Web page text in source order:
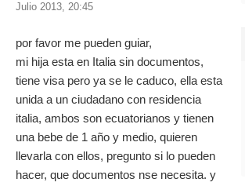
Julio 2013, 20:45
por favor me pueden guiar,
mi hija esta en Italia sin documentos,
tiene visa pero ya se le caduco, ella esta
unida a un ciudadano con residencia
italia, ambos son ecuatorianos y tienen
una bebe de 1 año y medio, quieren
llevarla con ellos, pregunto si lo pueden
hacer, que documentos nse necesita. y